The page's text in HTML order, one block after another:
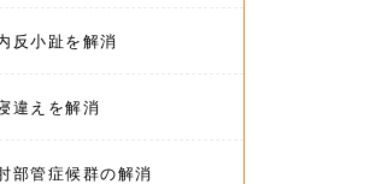
反小趾を解消
違えを解消
部管症候群の解消